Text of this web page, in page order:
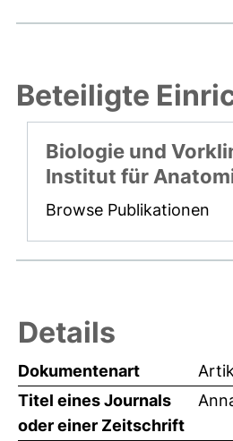
Beteiligte
Biologie und
Institut für
Browse Publikationen
Details
Dokumentenart
Titel eines Journals
oder einer Zeitschrift